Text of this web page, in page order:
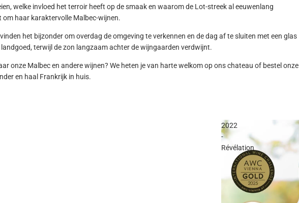
welke invloed het terroir heeft op de smaak en waarom de Lot-streek al eeuwenlang
om haar karaktervolle Malbec-wijnen.
het bijzonder om overdag de omgeving te verkennen en de dag af te sluiten met een glas
terwijl de zon langzaam achter de wijngaarden verdwijnt.
onze Malbec en andere wijnen? We heten je van harte welkom op ons chateau of bestel onze
en haal Frankrijk in huis.
2022
-
Révélation